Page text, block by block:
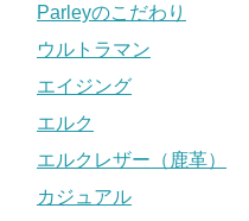
Parleyのこだわり
ウルトラマン
エイジング
エルク
エルクレザー（鹿革）
カジュアル